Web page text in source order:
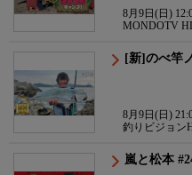
8月9日(日)
MONDOTV
[新]のべ竿
8月9日(日)
釣りビジョン
嵐と松本